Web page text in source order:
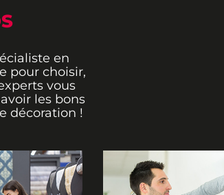
en
pour choisir,
vous
les bons
décoration !